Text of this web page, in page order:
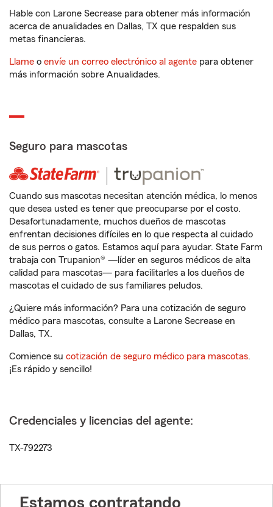
Hable con Larone Secrease para obtener más información
acerca de anualidades en Dallas, TX que respalden sus
metas financieras.
Llame o envíe un correo electrónico al agente para obtener
más información sobre Anualidades.
Seguro para mascotas
Cuando sus mascotas necesitan atención médica, lo menos
que desea usted es tener que preocuparse por el costo.
Desafortunadamente, muchos dueños de mascotas
enfrentan decisiones difíciles en lo que respecta al cuidado
de sus perros o gatos. Estamos aquí para ayudar. State Farm
trabaja con Trupanion® —líder en seguros médicos de alta
calidad para mascotas— para facilitarles a los dueños de
mascotas el cuidado de sus familiares peludos.
¿Quiere más información? Para una cotización de seguro
médico para mascotas, consulte a Larone Secrease en
Dallas, TX.
Comience su cotización de seguro médico para mascotas.
¡Es rápido y sencillo!
Credenciales y licencias del agente:
TX-792273
Estamos contratando